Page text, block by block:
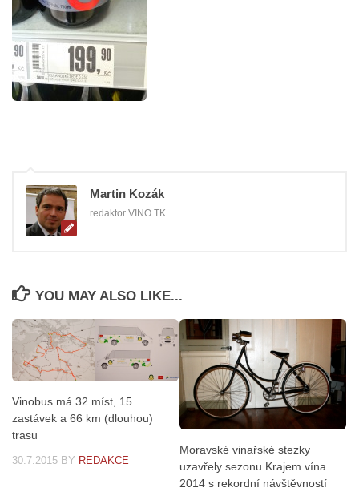
Martin Kozák
redaktor VINO.TK
YOU MAY ALSO LIKE...
Vinobus má 32 míst, 15
zastávek a 66 km (dlouhou)
trasu
30.7.2015 BY REDAKCE
Moravské vinařské stezky
uzavřely sezonu Krajem vína
2014 s rekordní návštěvností